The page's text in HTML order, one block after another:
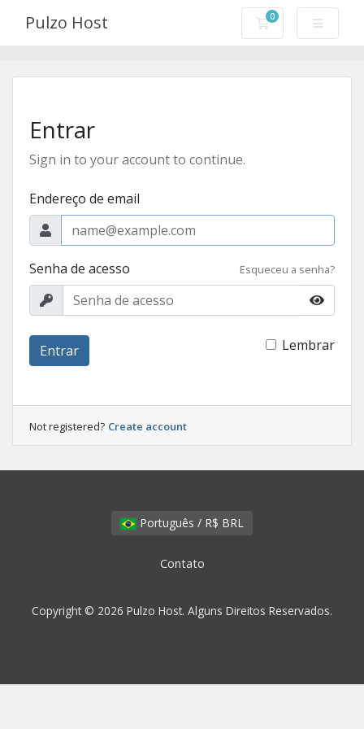
Pulzo Host 0
Carrinho de
Entrar
Sign in to your account to continue.
Endereço de email
Senha de acesso Esqueceu a senha?
Entrar Lembrar
Not registered? Create account
Português / R$ BRL
Contato
Copyright © 2026 Pulzo Host. Alguns Direitos Reservados.